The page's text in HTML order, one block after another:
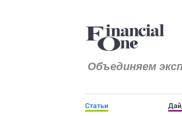
Объединяем
Статьи